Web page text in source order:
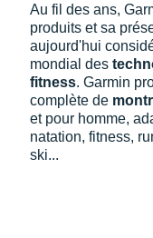
Au fil des ans,
produits et sa
aujourd'hui
mondial des
fitness. Garmin
complète de
et pour homme,
natation, fitness,
ski...